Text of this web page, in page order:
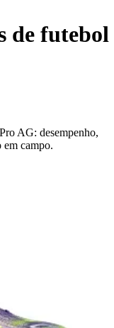
de futebol
AG: desempenho,
em campo.